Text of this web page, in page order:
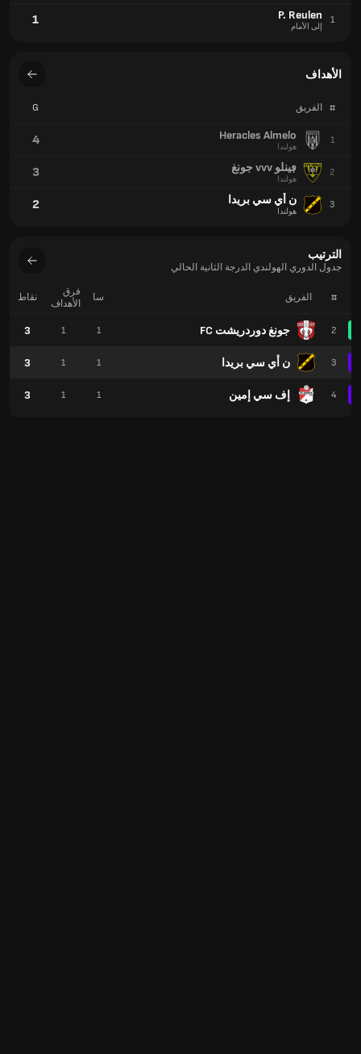
1
P. Reulen
إلى الأمام 1
الأهداف
# الفريق G
1
Heracles Almelo
هولندا 4
2 ڢينلو vvv جونغ
هولندا 3
3 ن أي سي بريدا
هولندا 2
الترتيب
جدول الدوري الهولندي الدرجة الثانية الحالي
# الفريق
2 جونغ دوردريشت FC
3 ن أي سي بريدا
4 إف سي إمين
سا
فرق
الأهداف
نقاط
1
1
3
1
1
3
1
1
3